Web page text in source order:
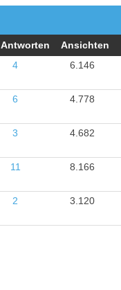
Antworten Ansichten
4 6.146
6 4.778
3 4.682
11 8.166
2 3.120